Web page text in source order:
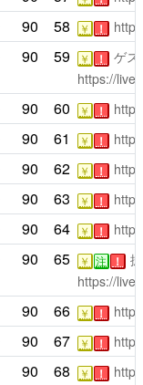
90 58 ￥ ！
90 59 ￥ ！
ゲス
https://
90 60 ￥ ！
90 61 ￥ ！
90 62 ￥ ！
90 63 ￥ ！
90 64 ￥ ！
90 65 ￥ 注 ！
https://
90 66 ￥ ！
90 67 ￥ ！
90 68 ￥ ！